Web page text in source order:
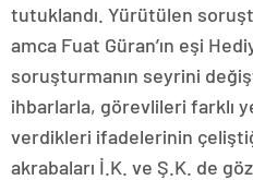
tutuklandı. Yürütülen
amca Fuat Güran’ın eşi
soruşturmanın seyrini
ihbarlarla, görevlileri farklı
verdikleri ifadelerinin
akrabaları İ.K. ve Ş.K. de